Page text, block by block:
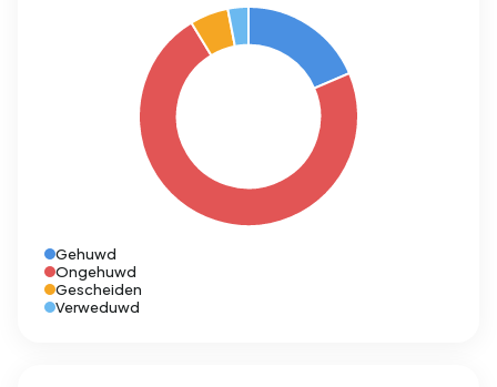
Gehuwd
Ongehuwd
Gescheiden
Verweduwd